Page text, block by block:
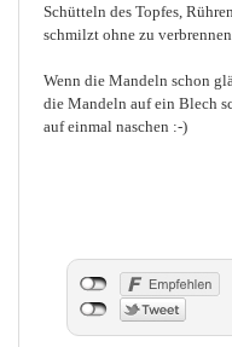
Schütteln des Topfes,
schmilzt ohne zu verbrennen.
Wenn die Mandeln schon
die Mandeln auf ein Blech
auf einmal naschen :-)